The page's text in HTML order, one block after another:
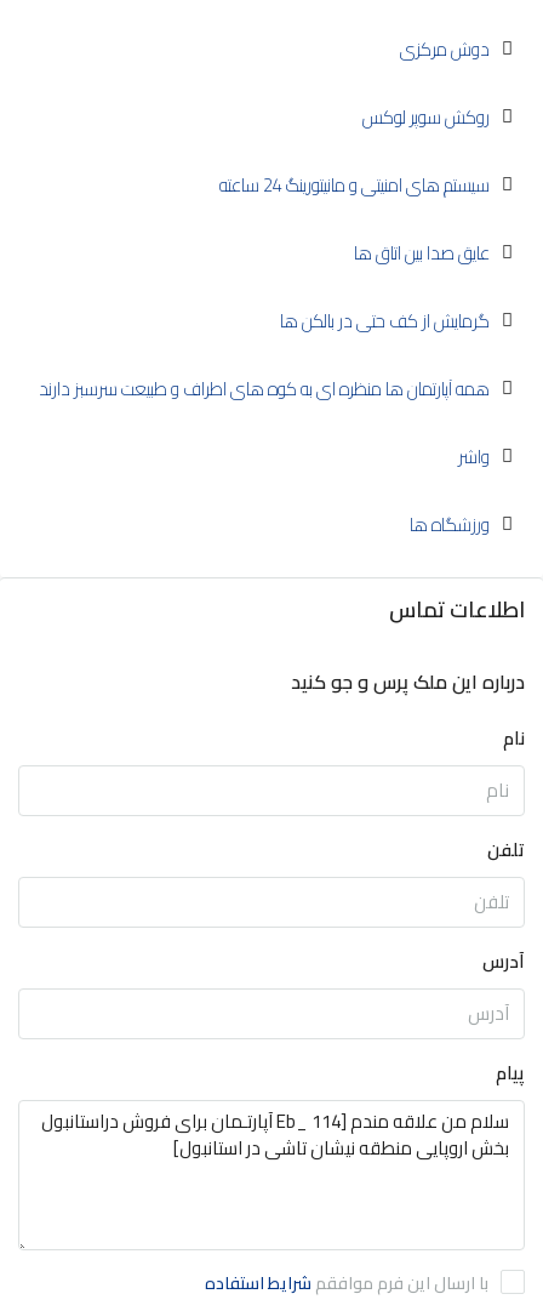
دوش مرکزی
روکش سوپر لوکس
سیستم های امنیتی و مانیتورینگ 24 ساعته
عایق صدا بین اتاق ها
گرمایش از کف حتی در بالکن ها
همه آپارتمان ها منظره ای به کوه های اطراف و طبیعت سرسبز دارند
واشر
ورزشگاه ها
اطلاعات تماس
درباره این ملک پرس و جو کنید
نام
تلفن
آدرس
پیام
با ارسال این فرم موافقمشرایط استفاده